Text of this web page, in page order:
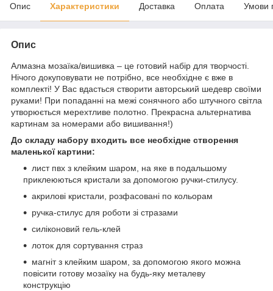
Опис Характеристики Доставка Оплата Умови
Опис
Алмазна мозаїка/вишивка – це готовий набір для творчості.
Нічого докуповувати не потрібно, все необхідне є вже в
комплекті! У Вас вдасться створити авторський шедевр своїми
руками! При попаданні на межі сонячного або штучного світла
утворюється мерехтливе полотно. Прекрасна альтернатива
картинам за номерами або вишивання!)
До складу набору входить все необхідне створення
маленької картини:
лист пвх з клейким шаром, на яке в подальшому
приклеюються кристали за допомогою ручки-стилусу.
акрилові кристали, розфасовані по кольорам
ручка-стилус для роботи зі стразами
силіконовий гель-клей
лоток для сортування страз
магніт з клейким шаром, за допомогою якого можна
повісити готову мозаїку на будь-яку металеву
конструкцію